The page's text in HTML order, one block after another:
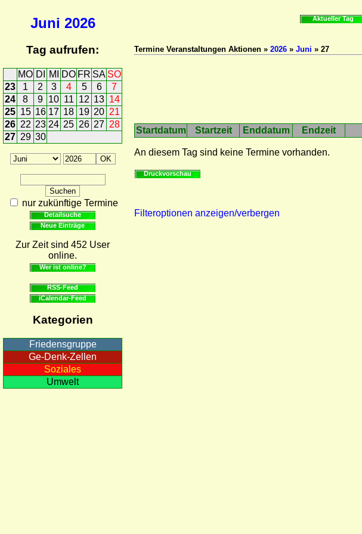
Juni 2026
Tag aufrufen:
MO DI MI DO FR SA SO
23
1 2 3 4 5 6
7
24
8 9 10 11 12 13 14
25 15 16 17 18 19 20 21
26 22 23 24 25 26 27 28
27 29 30
nur zukünftige Termine
Detailsuche
Neue Einträge
Zur Zeit sind 452 User
online.
Wer ist online?
RSS-Feed
iCalendar-Feed
Kategorien
Friedensgruppe
Ge-Denk-Zellen
Soziales
Umwelt
Aktueller Tag
Termine Veranstaltungen Aktionen » 2026 » Juni » 27
Startdatum Startzeit Enddatum Endzeit
An diesem Tag sind keine Termine vorhanden.
Druckvorschau
Filteroptionen anzeigen/verbergen